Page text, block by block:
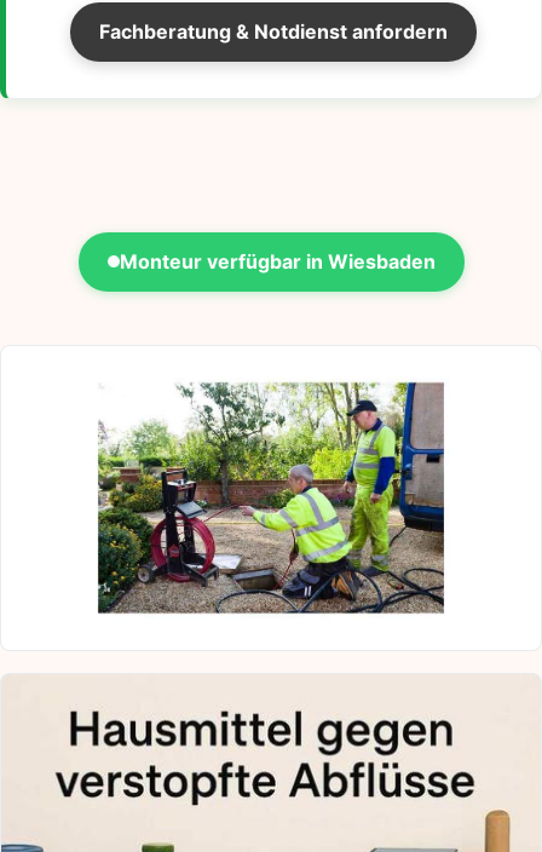
Fachberatung & Notdienst anfordern
Monteur verfügbar in Wiesbaden